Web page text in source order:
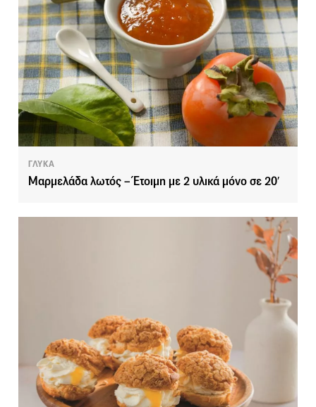
ΓΛΥΚΑ
Μαρμελάδα λωτός – Έτοιμη με 2 υλικά μόνο σε 20′